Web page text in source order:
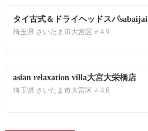
タイ古式＆ドライヘッドスパsabaijai
埼玉県 さいたま市大宮区 ⭐ 4.9
asian relaxation villa大宮大栄橋店
埼玉県 さいたま市大宮区 ⭐ 4.6